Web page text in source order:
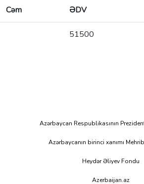
Cəm ƏDV
51500
Azərbaycan Respublikasının
Azərbaycanın birinci xanımı
Heydər Əliyev Fondu
Azerbaijan.az